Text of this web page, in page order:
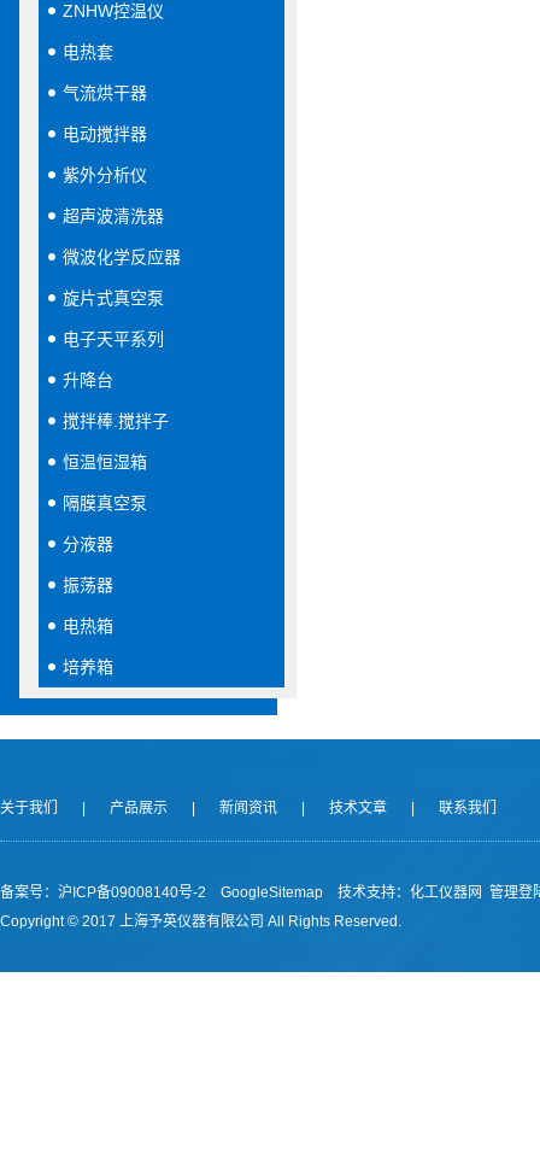
ZNHW控温仪
电热套
气流烘干器
电动搅拌器
紫外分析仪
超声波清洗器
微波化学反应器
旋片式真空泵
电子天平系列
升降台
搅拌棒.搅拌子
恒温恒湿箱
隔膜真空泵
分液器
振荡器
电热箱
培养箱
关于我们 产品展示 新闻资讯 技术文章 联系我们
备案号：沪ICP备09008140号-2 GoogleSitemap 技术支持： 化工仪器网 管理登
Copyright © 2017 上海予英仪器有限公司 All Rights Reserved.